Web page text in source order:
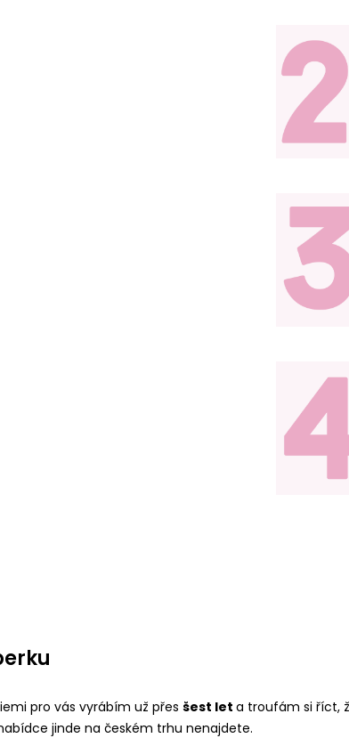
pro vás vyrábím už přes šest let a troufám si říct,
jinde na českém trhu nenajdete.